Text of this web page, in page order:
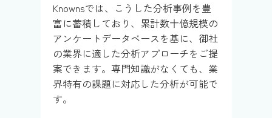
Knownsでは、こうした分析事例を豊
富に蓄積しており、累計数十億規模の
アンケートデータベースを基に、御社
の業界に適した分析アプローチをご提
案できます。専門知識がなくても、業
界特有の課題に対応した分析が可能で
す。